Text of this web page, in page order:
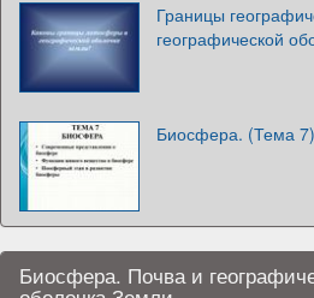
Границы
географической
Биосфера. (Тема 7)
Биосфера. Почва и